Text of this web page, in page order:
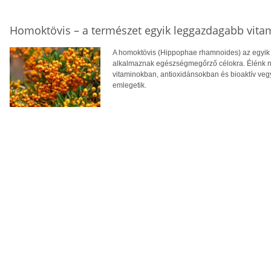
Homoktövis – a természet egyik leggazdagabb
A homoktövis (Hippophae rhamnoides) az
alkalmaznak egészségmegőrző célokra. Élénk
vitaminokban, antioxidánsokban és bioaktív
emlegetik.